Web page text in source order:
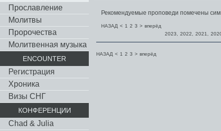
Прославление
Молитвы
Пророчества
Молитвенная музыка
ENCOUNTER
Регистрация
Хроника
Визы СНГ
КОНФЕРЕНЦИИ
Chad & Julia
Рекомендуемые проповеди помечены
НАЗАД < 1 2 3 > вперёд
2023
2022 2021
НАЗАД < 1 2 3 > вперёд